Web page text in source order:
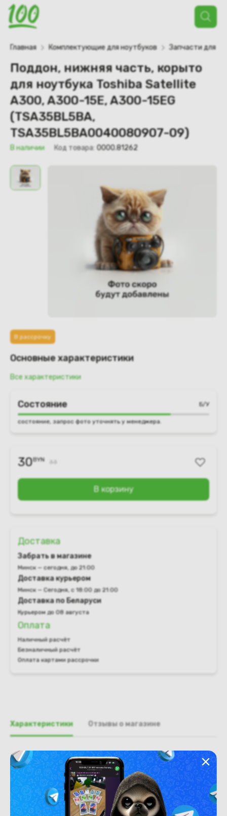
Поиск
товаров
Главная Комплектующие для ноутбуков Запчасти для
Поддон, нижняя часть, корыто
для ноутбука Toshiba Satellite
A300, A300-15E, A300-15EG
(TSA35BL5BA,
TSA35BL5BA0040080907-09)
В наличии Код товара: 0000.81262
В рассрочку
Основные характеристики
Все характеристики
Состояние Б/У
состояние, запрос фото уточнять у менеджера.
30BYN
В корзину
Доставка
Забрать в магазине
Минск — сегодня, до 21:00
Доставка курьером
Минск — Сегодня, с 18:00 до 21:00
Доставка по Беларуси
Курьером до 08 августа
Оплата
Наличный расчёт
Безналичный расчёт
Оплата картами рассрочки
Характеристики Отзывы о магазине
Общая информация
Производитель
Toshiba
Тип
2-в-1 (съемная клавиатура)
Тип товара
Поддон, нижняя часть, корыто